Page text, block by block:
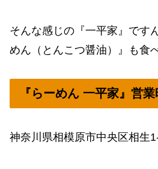
そんな感じの『一平家』です
めん（とんこつ醤油）』も食
『らーめん 一平家』営業
神奈川県相模原市中央区相生